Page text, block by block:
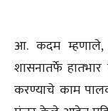
आ. कदम म्हणाले,
शासनातर्फे
करण्याचे काम